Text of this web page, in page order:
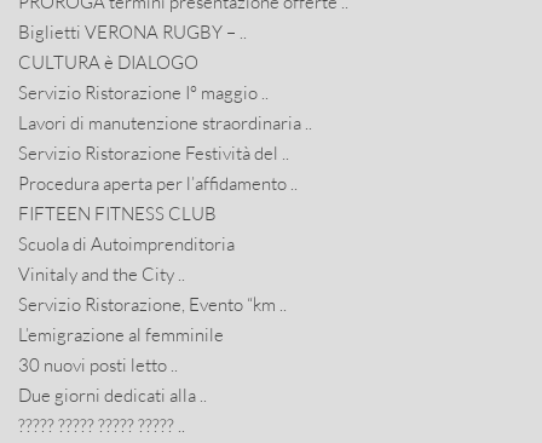
Biglietti VERONA RUGBY – ..
CULTURA è DIALOGO
Servizio Ristorazione I° maggio ..
Lavori di manutenzione straordinaria ..
Servizio Ristorazione Festività del ..
Procedura aperta per l’affidamento ..
FIFTEEN FITNESS CLUB
Scuola di Autoimprenditoria
Vinitaly and the City ..
Servizio Ristorazione, Evento “km ..
L’emigrazione al femminile
30 nuovi posti letto ..
Due giorni dedicati alla ..
????? ????? ????? ????? ..